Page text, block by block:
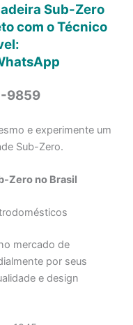
Sub-Zero
com o Técnico
9859
e experimente um
Sub-Zero.
Zero no Brasil
mercado de
por seus
e design